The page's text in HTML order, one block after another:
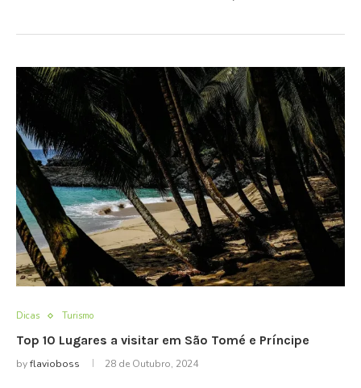
Dicas Turismo
Top 10 Lugares a visitar em São Tomé e Príncipe
byflavioboss 28 de Outubro, 2024